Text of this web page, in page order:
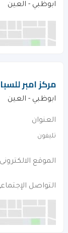
ابوظبي - العين
مركز امبر
ابوظبي - العين
العنوان
تليفون
الموقع الالكترونى
التواصل